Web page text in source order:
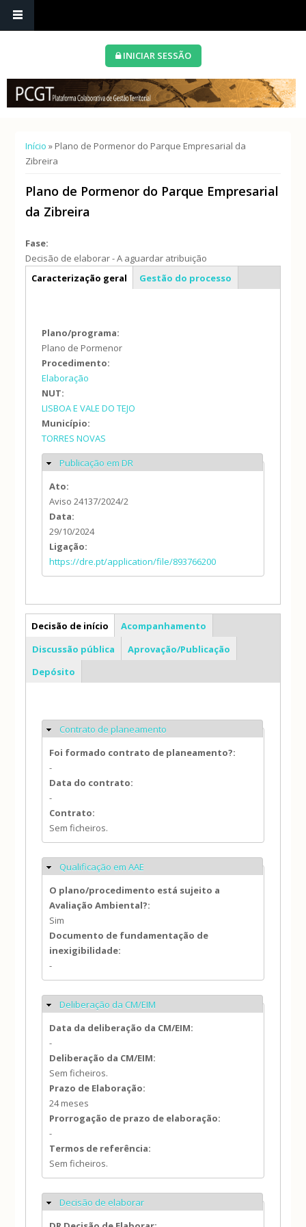
INICIAR SESSÃO
Está aqui
Início » Plano de Pormenor do Parque Empresarial da
Zibreira
Plano de Pormenor do Parque Empresarial
da Zibreira
Fase:
Decisão de elaborar - A aguardar atribuição
Info geral
Caracterização geral Gestão do processo
Plano/programa:
Plano de Pormenor
Procedimento:
Elaboração
NUT:
LISBOA E VALE DO TEJO
Município:
TORRES NOVAS
Ocultar
Publicação em DR
Ato:
Aviso 24137/2024/2
Data:
29/10/2024
Ligação:
https://dre.pt/application/file/893766200
PP
Decisão de início
Acompanhamento
Discussão pública
Aprovação/Publicação
Depósito
Ocultar
Contrato de planeamento
Foi formado contrato de planeamento?:
-
Data do contrato:
-
Contrato:
Sem ficheiros.
Ocultar
Qualificação em AAE
O plano/procedimento está sujeito a
Avaliação Ambiental?:
Sim
Documento de fundamentação de
inexigibilidade:
-
Ocultar
Deliberação da CM/EIM
Data da deliberação da CM/EIM:
-
Deliberação da CM/EIM:
Sem ficheiros.
Prazo de Elaboração:
24 meses
Prorrogação de prazo de elaboração:
-
Termos de referência:
Sem ficheiros.
Ocultar
Decisão de elaborar